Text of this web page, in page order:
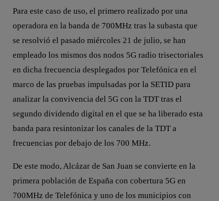
Para este caso de uso, el primero realizado por una
operadora en la banda de 700MHz tras la subasta que
se resolvió el pasado miércoles 21 de julio, se han
empleado los mismos dos nodos 5G radio trisectoriales
en dicha frecuencia desplegados por Telefónica en el
marco de las pruebas impulsadas por la SETID para
analizar la convivencia del 5G con la TDT tras el
segundo dividendo digital en el que se ha liberado esta
banda para resintonizar los canales de la TDT a
frecuencias por debajo de los 700 MHz.
De este modo, Alcázar de San Juan se convierte en la
primera población de España con cobertura 5G en
700MHz de Telefónica y uno de los municipios con